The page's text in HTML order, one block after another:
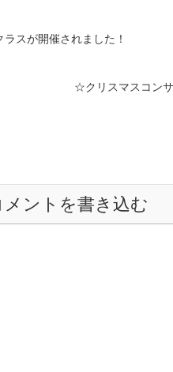
スが開催されました！
☆クリスマスコン
メントを書き込む